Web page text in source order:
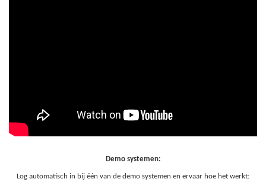
Demo systemen:
Log automatisch in bij één van de demo systemen en ervaar hoe het werkt: